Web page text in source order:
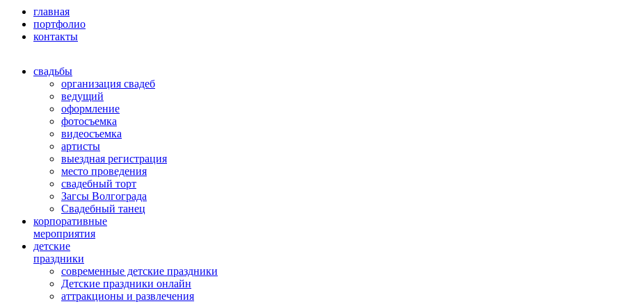
главная
портфолио
контакты
свадьбы
организация свадеб
ведущий
оформление
фотосъемка
видеосъемка
артисты
выездная регистрация
место проведения
свадебный торт
Загсы Волгограда
Свадебный танец
корпоративные
мероприятия
детские
праздники
современные детские праздники
Детские праздники онлайн
аттракционы и развлечения